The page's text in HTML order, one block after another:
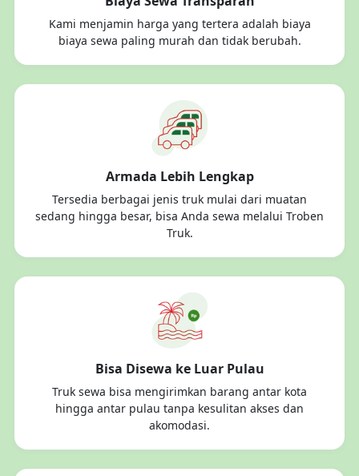
Kami menjamin harga yang tertera adalah biaya
biaya sewa paling murah dan tidak berubah.
Armada Lebih Lengkap
Tersedia berbagai jenis truk mulai dari muatan
sedang hingga besar, bisa Anda sewa melalui Troben
Truk.
Bisa Disewa ke Luar Pulau
Truk sewa bisa mengirimkan barang antar kota
hingga antar pulau tanpa kesulitan akses dan
akomodasi.